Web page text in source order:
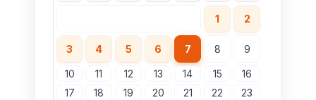
1 2
3 4 5 6 7 8 9
10 11 12 13 14 15
16
17
18 19 20 21 22
23